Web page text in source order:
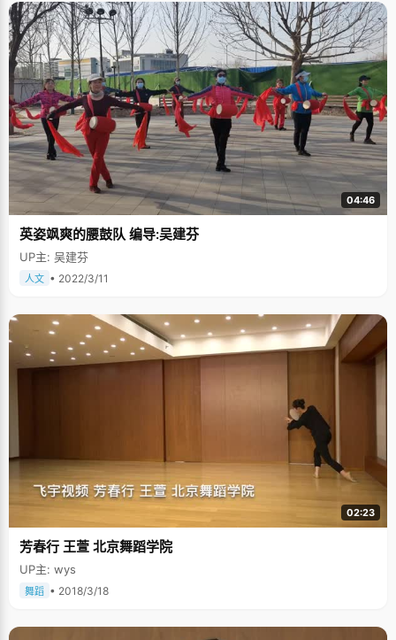
到。良好的心态来源于家人的理解和支持，也许是对侯志腾放心，家里人几
乎没有给他什么压力。青春期的时候，侯志腾偶尔也会叛逆，他的父母从来
没有出现过打骂或者不理他的情况，循循善诱和包容都让侯志腾感到温暖。
这样稳定自由的成长环境让侯志腾可以更加全心全意地，把更多的精力投入
到学习当中。 合理有效的学习方法 "不会是死读书，也不会不读书，是在读
书的过程中会加入一些自己的方法或者窍门。"侯志腾这样总结自己学习时候
的状态。他最习惯于把时间细化的学习方法，高三下学期自习课比较多，学
习时间自由，几乎都是自己安排。"因为想把时间充分利用好，一节课有40
分钟，我会把40分钟分成4段，每个10分钟都有不一样的计划，比如这个10
分钟我要背一篇课文，下一个10分钟再有个不同的计划。当时可能是觉得有
一个目标可能会有一个压力感，压力感也会让自己把时间利用的比较好。"这
是最后冲刺阶段侯志腾的学习状态，其实在高三刚开学的时候，侯志腾给自
己的桌角贴上了"随遇而安"四个字励志，被班主任发现后，老师认为高三到
了冲刺阶段应该全力以赴，而不是随遇而安，这也让侯志腾逐渐醒悟开始奋
发。 敬佩的人：北大的老校长 傅斯年，是侯志腾很敬佩的人。这个老人曾经
能涉及到，他给我的震撼还是挺多的。台湾大学还有一座钟，就是以他的名
字命名的，叫做傅钟。"侯志腾告诉我们也许是因为他有非常渊博的知识，傅
斯年整个人都是在发光的感觉。他的很多教育理念都让侯志腾觉得很钦佩，
即使是到现在都不会过时，有很大的研究价值。 关于未来，侯志腾希望自己
04:46
英姿飒爽的腰鼓队 编导:吴建芬
UP主: 吴建芬
人文 • 2022/3/11
02:23
芳春行 王萱 北京舞蹈学院
UP主: wys
舞蹈 • 2018/3/18